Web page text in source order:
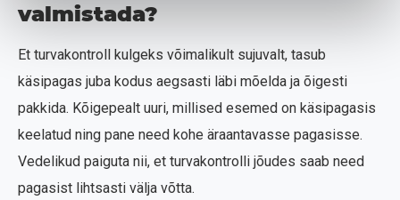
valmistada?
Et turvakontroll kulgeks võimalikult sujuvalt, tasub
käsipagas juba kodus aegsasti läbi mõelda ja õigesti
pakkida. Kõigepealt uuri, millised esemed on käsipagasis
keelatud ning pane need kohe äraantavasse pagasisse.
Vedelikud paiguta nii, et turvakontrolli jõudes saab need
pagasist lihtsasti välja võtta.